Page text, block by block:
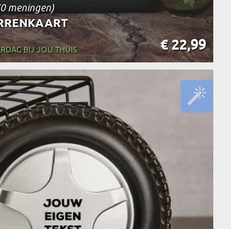
meningen)
€ 22,99
BIJ JOU THUIS